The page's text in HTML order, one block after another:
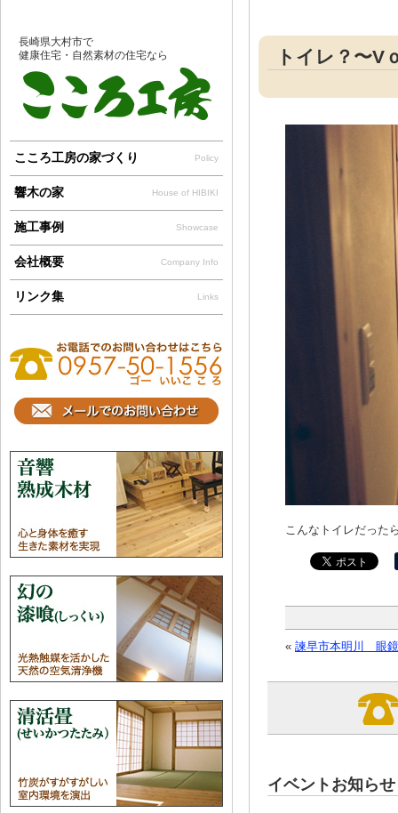
トイレ？〜V
こんなトイレだった
« 諫早市本明川 眼
イベントお知らせ
長崎県大村市で
健康住宅・自然素材の住宅なら
こころ工房の家づくり Policy
響木の家 House of HIBIKI
施工事例 Showcase
会社概要 Company Info
リンク集 Links